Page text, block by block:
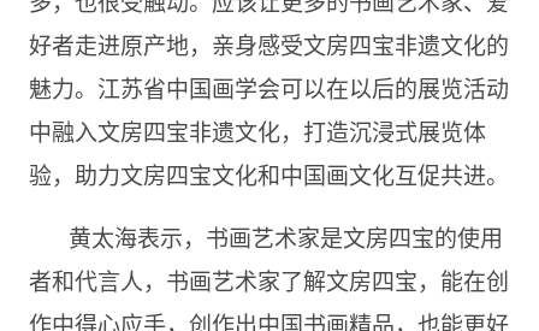
好者走进原产地，亲身感受文房四宝非遗文化的
魅力。江苏省中国画学会可以在以后的展览活动
中融入文房四宝非遗文化，打造沉浸式展览体
验，助力文房四宝文化和中国画文化互促共进。
黄太海表示，书画艺术家是文房四宝的使用
者和代言人，书画艺术家了解文房四宝，能在创
作中得心应手，创作出中国书画精品，也能更好